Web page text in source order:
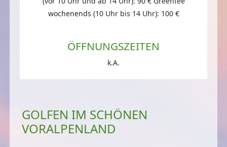
wochenends (10 Uhr bis 14 Uhr): 100 €
ÖFFNUNGSZEITEN
k.A.
GOLFEN IM SCHÖNEN
VORALPENLAND